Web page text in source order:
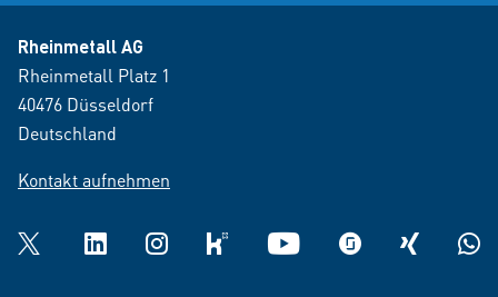
Rheinmetall AG
Rheinmetall Platz 1
40476 Düsseldorf
Deutschland
Kontakt aufnehmen
Twitter LinkedInInstagramkununu YouTube glassdoorXING